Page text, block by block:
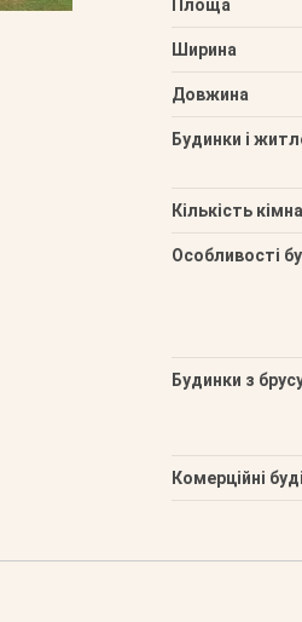
Площа
Ширина
Довжина
Будинки і
Кількість
Особливості
Будинки з
Комерційні